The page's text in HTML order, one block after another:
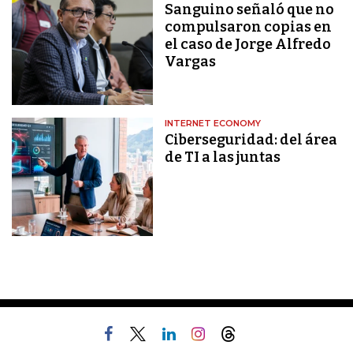
Sanguino señaló que no
compulsaron copias en
el caso de Jorge Alfredo
Vargas
INTERNET ECONOMY
Ciberseguridad: del área
de TI a las juntas